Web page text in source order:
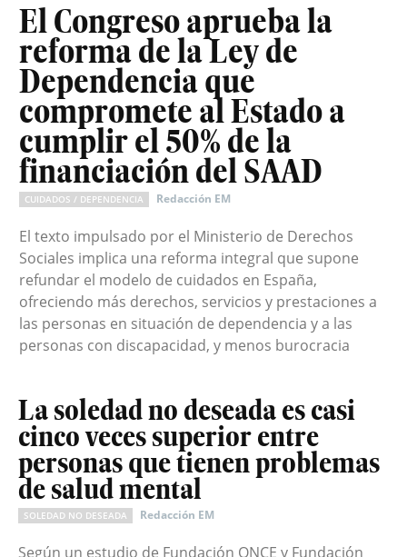
El Congreso aprueba la
reforma de la Ley de
Dependencia que
compromete al Estado a
cumplir el 50% de la
financiación del SAAD
CUIDADOS / DEPENDENCIA Redacción EM
El texto impulsado por el Ministerio de Derechos
Sociales implica una reforma integral que supone
refundar el modelo de cuidados en España,
ofreciendo más derechos, servicios y prestaciones a
las personas en situación de dependencia y a las
personas con discapacidad, y menos burocracia
La soledad no deseada es casi
cinco veces superior entre
personas que tienen problemas
de salud mental
SOLEDAD NO DESEADA Redacción EM
Según un estudio de Fundación ONCE y Fundación